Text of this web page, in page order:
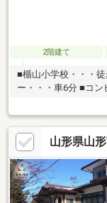
2階建て
■楯山小学校・・・
ー・・・車6分 ■コン
山形県山